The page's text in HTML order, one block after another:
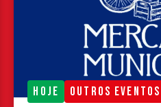
HOJE OUTROS EVENTOS